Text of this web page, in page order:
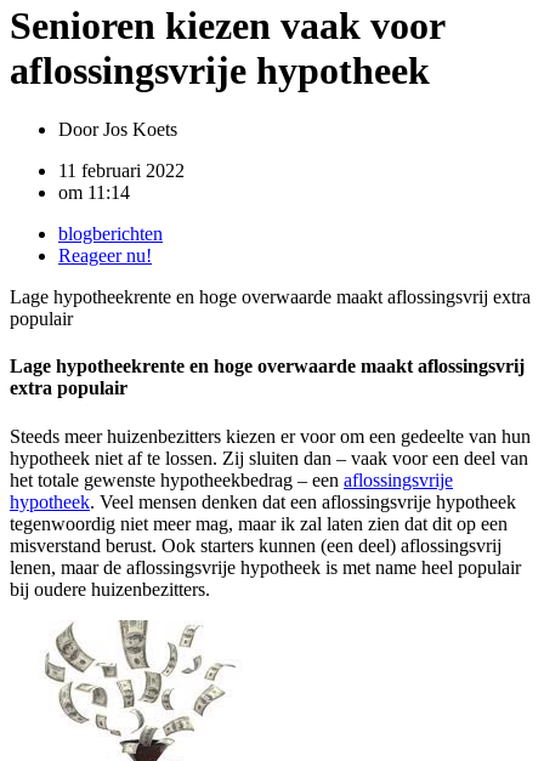
Senioren kiezen vaak voor
aflossingsvrije hypotheek
DoorJos Koets
11 februari 2022
om 11:14
blogberichten
Reageer nu!
Lage hypotheekrente en hoge overwaarde maakt aflossingsvrij extra
populair
Lage hypotheekrente en hoge overwaarde maakt aflossingsvrij
extra populair
Steeds meer huizenbezitters kiezen er voor om een gedeelte van hun
hypotheek niet af te lossen. Zij sluiten dan – vaak voor een deel van
het totale gewenste hypotheekbedrag – een aflossingsvrije
hypotheek. Veel mensen denken dat een aflossingsvrije hypotheek
tegenwoordig niet meer mag, maar ik zal laten zien dat dit op een
misverstand berust. Ook starters kunnen (een deel) aflossingsvrij
lenen, maar de aflossingsvrije hypotheek is met name heel populair
bij oudere huizenbezitters.